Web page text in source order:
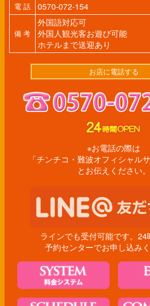
電 話 0570-072-154
備 考
外国語対応可
外国人観光客お遊び可能
ホテルまで送迎あり
お店に電話する
※お電話の際は
「チンチコ・難波オフィシャル
とお伝えください。
ラインでも受付可能です。24
予約センターでお申し込みく